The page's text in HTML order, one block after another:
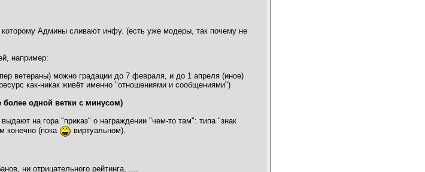
Админы сливают инфу. (есть уже модеры, так почему не
например:
ветераны) можно градации до 7 февраля, и до 1 апреля (иное)
как-никак живёт именно "отношениями и сообщениями")
более одной ветки с минусом)
на гора "приказ" о награждении "чем-то там": типа "знак
конечно (пока
виртуальном).
ни отрицательного рейтинга, ....